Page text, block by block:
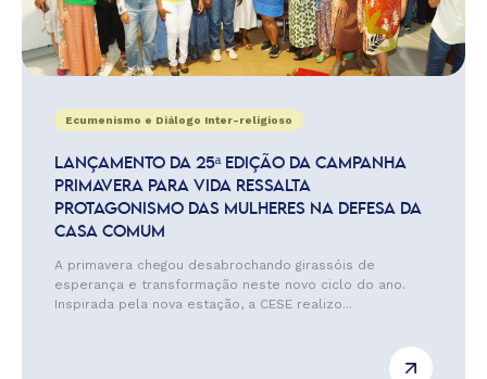
Ecumenismo e Diálogo Inter-religioso
LANÇAMENTO DA 25ª EDIÇÃO DA CAMPANHA
PRIMAVERA PARA VIDA RESSALTA
PROTAGONISMO DAS MULHERES NA DEFESA DA
CASA COMUM
A primavera chegou desabrochando girassóis de
esperança e transformação neste novo ciclo do ano.
Inspirada pela nova estação, a CESE realizo...